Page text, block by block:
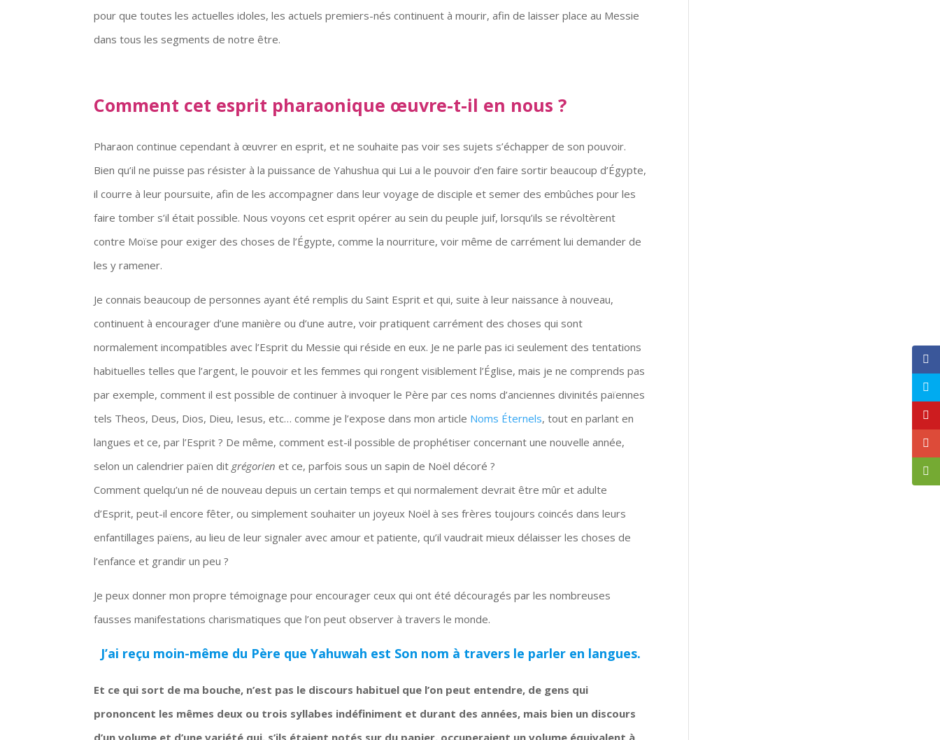
pour que toutes les actuelles idoles, les actuels premiers-nés continuent à mourir, afin de laisser place au Messie
dans tous les segments de notre être.
Comment cet esprit pharaonique œuvre-t-il en nous ?
Pharaon continue cependant à œuvrer en esprit, et ne souhaite pas voir ses sujets s’échapper de son pouvoir.
Bien qu’il ne puisse pas résister à la puissance de Yahushua qui Lui a le pouvoir d’en faire sortir beaucoup d’Égypte,
il courre à leur poursuite, afin de les accompagner dans leur voyage de disciple et semer des embûches pour les
faire tomber s’il était possible. Nous voyons cet esprit opérer au sein du peuple juif, lorsqu’ils se révoltèrent
contre Moïse pour exiger des choses de l’Égypte, comme la nourriture, voir même de carrément lui demander de
les y ramener.
Je connais beaucoup de personnes ayant été remplis du Saint Esprit et qui, suite à leur naissance à nouveau,
continuent à encourager d’une manière ou d’une autre, voir pratiquent carrément des choses qui sont
normalement incompatibles avec l’Esprit du Messie qui réside en eux. Je ne parle pas ici seulement des tentations
habituelles telles que l’argent, le pouvoir et les femmes qui rongent visiblement l’Église, mais je ne comprends pas
par exemple, comment il est possible de continuer à invoquer le Père par ces noms d’anciennes divinités païennes
tels Theos, Deus, Dios, Dieu, Iesus, etc… comme je l’expose dans mon article Noms Éternels, tout en parlant en
langues et ce, par l’Esprit ? De même, comment est-il possible de prophétiser concernant une nouvelle année,
selon un calendrier païen ditgrégorien et ce, parfois sous un sapin de Noël décoré ?
Comment quelqu’un né de nouveau depuis un certain temps et qui normalement devrait être mûr et adulte
d’Esprit, peut-il encore fêter, ou simplement souhaiter un joyeux Noël à ses frères toujours coincés dans leurs
enfantillages païens, au lieu de leur signaler avec amour et patiente, qu’il vaudrait mieux délaisser les choses de
l’enfance et grandir un peu ?
Je peux donner mon propre témoignage pour encourager ceux qui ont été découragés par les nombreuses
fausses manifestations charismatiques que l’on peut observer à travers le monde.
J’ai reçu moin-même du Père que Yahuwah est Son nom à travers le parler en langues.
Et ce qui sort de ma bouche, n’est pas le discours habituel que l’on peut entendre, de gens qui
prononcent les mêmes deux ou trois syllabes indéfiniment et durant des années, mais bien un discours